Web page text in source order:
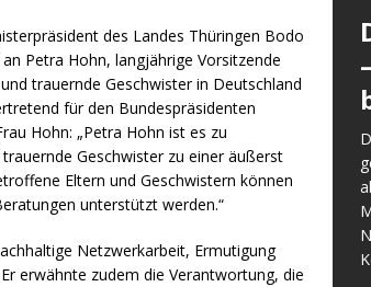
des Landes Thüringen Bodo
Petra Hohn, langjährige Vorsitzende
trauernde Geschwister in Deutschland
für den Bundespräsidenten
Hohn: „Petra Hohn ist es zu
Geschwister zu einer äußerst
Eltern und Geschwistern können
unterstützt werden.“
Netzwerkarbeit, Ermutigung
erwähnte zudem die Verantwortung, die